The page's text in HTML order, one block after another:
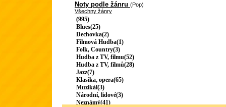
Noty podle žánru (Pop)
Všechny žánry
(995)
Blues(25)
Dechovka(2)
Filmová Hudba(1)
Folk, Country(3)
Hudba z TV, filmu(52)
Hudba z TV, filmů(28)
Jazz(7)
Klasika, opera(65)
Muzikál(3)
Národní, lidové(3)
Neznámý(41)